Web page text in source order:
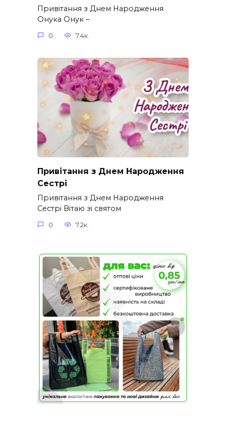
Привітання з Днем Народження
Онука Онук –
0 7.4к.
Привітання з Днем Народження
Сестрі
Привітання з Днем Народження
Сестрі Вітаю зі святом
0 7.2к.